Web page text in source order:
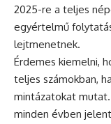
2025-re a teljes
egyértelmű
lejtmenetnek.
Érdemes kiemelni,
teljes számokban,
mintázatokat
minden évben